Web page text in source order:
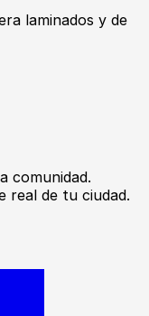
laminados y de
comunidad.
real de tu ciudad.